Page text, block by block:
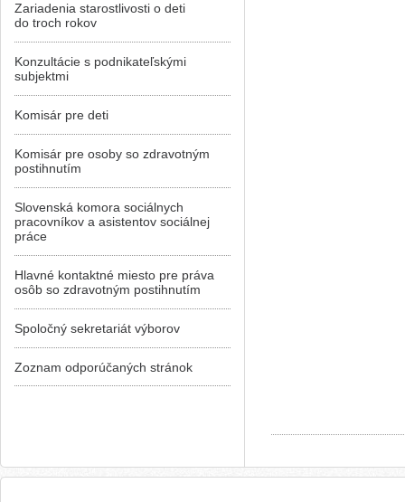
Zariadenia starostlivosti o deti
do troch rokov
Konzultácie s podnikateľskými
subjektmi
Komisár pre deti
Komisár pre osoby so zdravotným
postihnutím
Slovenská komora sociálnych
pracovníkov a asistentov sociálnej
práce
Hlavné kontaktné miesto pre práva
osôb so zdravotným postihnutím
Spoločný sekretariát výborov
Zoznam odporúčaných stránok